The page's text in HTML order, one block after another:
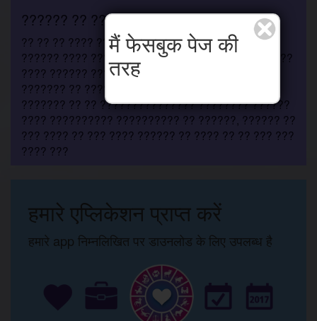
?????? ?? ??????
?? ?? ?? ???? ?????? ???? ?????? ?? ?? ?????
?????? ???? ?????? ???? ????? ???????????? ???
???? ?????? ????? ???? ???? ?? ??? ???? ?? ??
??????? ?? ???? ??????? ? ???? ???? ?????? ??
??????? ?? ?? ??????????????? ???????? ??????
???? ?????????? ?????????? ?? ??????, ?????? ??
??? ???? ?? ??? ???? ?????? ?? ???? ?? ?? ??? ???
???? ???
हमारे एप्लिकेशन प्राप्त करें
हमारे app निम्नलिखित पर डाउनलोड के लिए उपलब्ध है
मैं फेसबुक पेज की
तरह